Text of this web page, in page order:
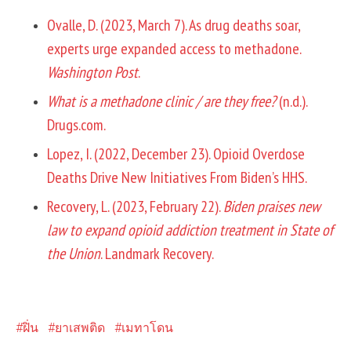
Ovalle, D. (2023, March 7). As drug deaths soar,
experts urge expanded access to methadone.
Washington Post.
What is a methadone clinic / are they free?(n.d.).
Drugs.com.
Lopez, I. (2022, December 23). Opioid Overdose
Deaths Drive New Initiatives From Biden’s HHS.
Recovery, L. (2023, February 22).Biden praises new
law to expand opioid addiction treatment in State of
the Union. Landmark Recovery.
ฝิ่น ยาเสพติด เมทาโดน